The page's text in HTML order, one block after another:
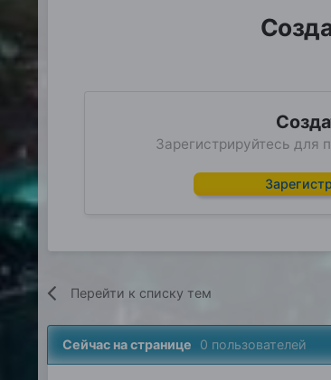
Зарегистрируйтесь для
Перейти к списку тем
Сейчас на странице 0 пользователей